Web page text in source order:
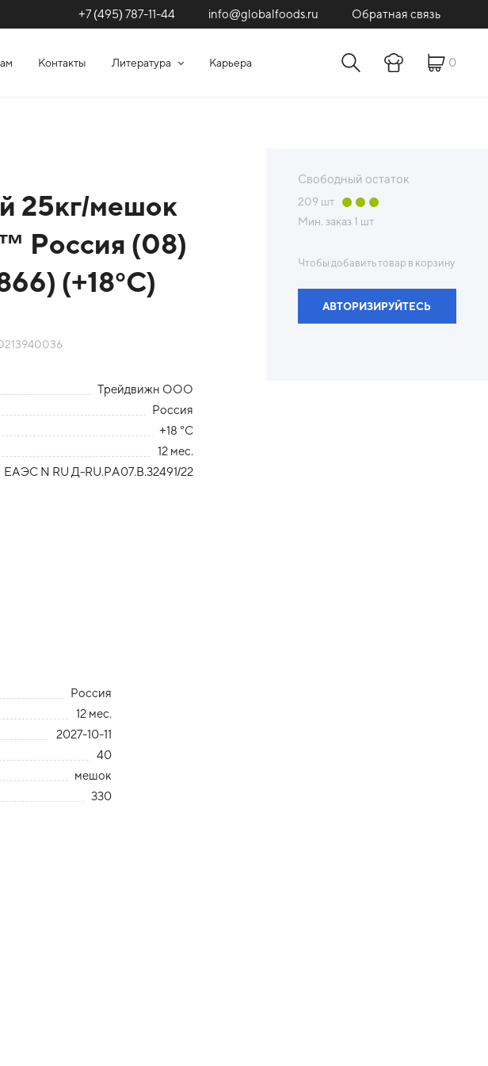
+7 (495) 787-11-44 info@globalfoods.ru Обратная связь
Контакты Литература Карьера 0
25кг/мешок
Россия (08)
(+18°С)
Трейдвижн ООО
Россия
+18 °С
12 мес.
ЕАЭС N RU Д-RU.РА07.В.32491/22
Россия
12 мес.
2027-10-11
40
мешок
330
Свободный остаток
209шт
Мин. заказ 1 шт
Чтобы добавить товар в корзину
АВТОРИЗИРУЙТЕСЬ